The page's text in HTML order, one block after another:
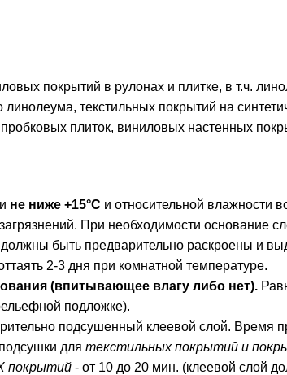
покрытий в рулонах и плитке, в т.ч.
текстильных покрытий на
плиток, виниловых настенных
не ниже +15°С и относительной влажности
При необходимости основание
быть предварительно раскроены и
2-3 дня при комнатной температуре.
(впитывающее влагу либо нет).
подложке).
подсушенный клеевой слой. Время
для текстильных покрытий и
покрытий - от 10 до 20 мин. (клеевой слой